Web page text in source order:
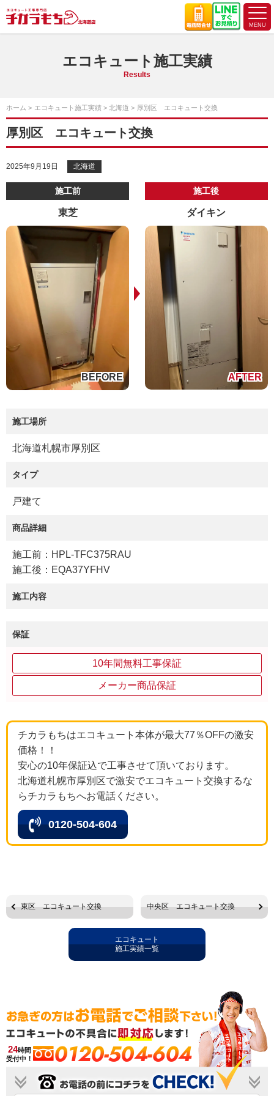
エコキュート施工実績
Results
ホーム エコキュート施工実績 北海道 厚別区 エコキュート交換
厚別区 エコキュート交換
2025年9月19日 北海道
施工前
東芝
施工後
ダイキン
施工場所
北海道札幌市厚別区
タイプ
戸建て
商品詳細
施工前：HPL-TFC375RAU
施工後：EQA37YFHV
施工内容
保証
10年間無料工事保証
メーカー商品保証
チカラもちはエコキュート本体が最大77％OFFの激安
価格！！
安心の10年保証込で工事させて頂いております。
北海道札幌市厚別区で激安でエコキュート交換するな
らチカラもちへお電話ください。
0120-504-604
東区 エコキュート交換 中央区 エコキュート交換
エコキュート
施工実績一覧
24時間
受付中！
0120-504-604